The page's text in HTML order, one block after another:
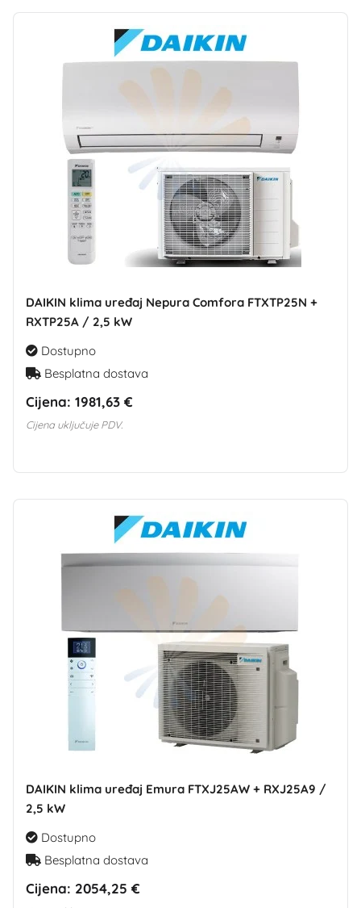
DAIKIN klima uređaj Nepura Comfora FTXTP25N +
RXTP25A / 2,5 kW
Dostupno
Besplatna dostava
Cijena: 1981,63 €
Cijena uključuje PDV.
DAIKIN klima uređaj Emura FTXJ25AW + RXJ25A9 /
2,5 kW
Dostupno
Besplatna dostava
Cijena: 2054,25 €